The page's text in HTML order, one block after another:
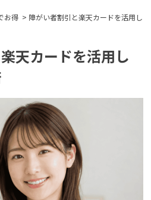
お得 > 障がい者割引と楽天カードを活用し
天カードを活用し